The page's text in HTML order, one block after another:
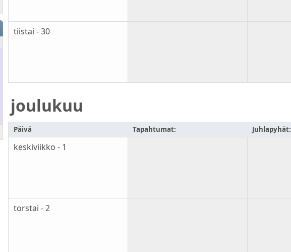
tiistai - 30
joulukuu
Päivä Tapahtumat: Juhlapyhät:
keskiviikko - 1
torstai - 2